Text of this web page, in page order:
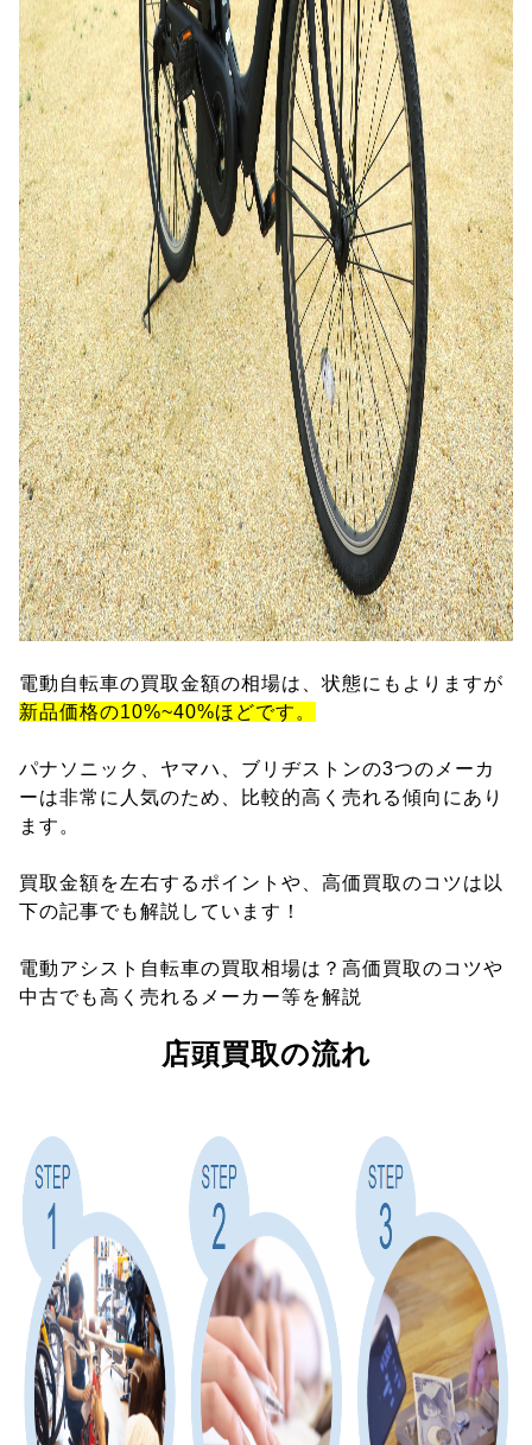
電動自転車の買取金額の相場は、状態にもよりますが
新品価格の10%~40%ほどです。
パナソニック、ヤマハ、ブリヂストンの3つのメーカ
ーは非常に人気のため、比較的高く売れる傾向にあり
ます。
買取金額を左右するポイントや、高価買取のコツは以
下の記事でも解説しています！
電動アシスト自転車の買取相場は？高価買取のコツや
中古でも高く売れるメーカー等を解説
店頭買取の流れ